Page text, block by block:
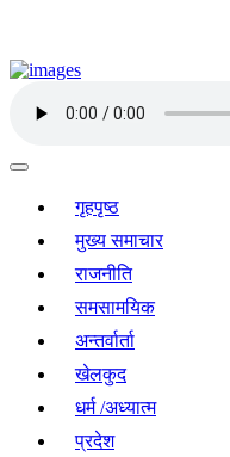
गृहपृष्ठ
मुख्य समाचार
राजनीति
समसामयिक
अन्तर्वार्ता
खेलकुद
धर्म /अध्यात्म
प्रदेश